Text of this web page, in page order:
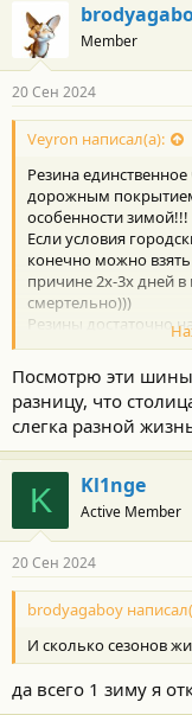
Member
20 Сен 2024
Veyron написал(а):
Резина
дорожным
особенности зимой!!!
Если условия
конечно можно
причине 2х-3х дней
смертельно)))
Резины достаточно
берешь кота в мешке
Конечно NOKIAN
но я думаю и Pirelli на
обсуждаемого.
Кстати в чем
Autograph Snow 3
качеству шипа итп
17820р ее
15050р как у Pirelli ,
наверное!
Посмотрю эти
разницу, что
слегка разной
K Kl1nge
Active Member
20 Сен 2024
brodyagaboy
И сколько сезонов
да всего 1 зиму я